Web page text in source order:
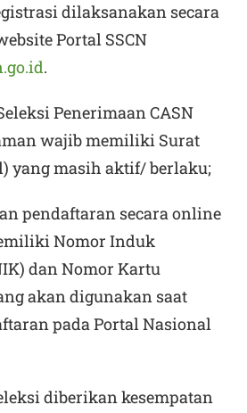
dilaksanakan secara
Portal SSCN
.
PenerimaanCASN
wajib memiliki Surat
) yang masih aktif/ berlaku;
pendaftaran secara online
Nomor Induk
dan Nomor Kartu
akan digunakan saat
pada Portal Nasional
diberikan kesempatan